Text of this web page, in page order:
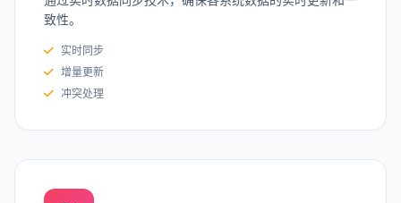
致性。
实时同步
增量更新
冲突处理